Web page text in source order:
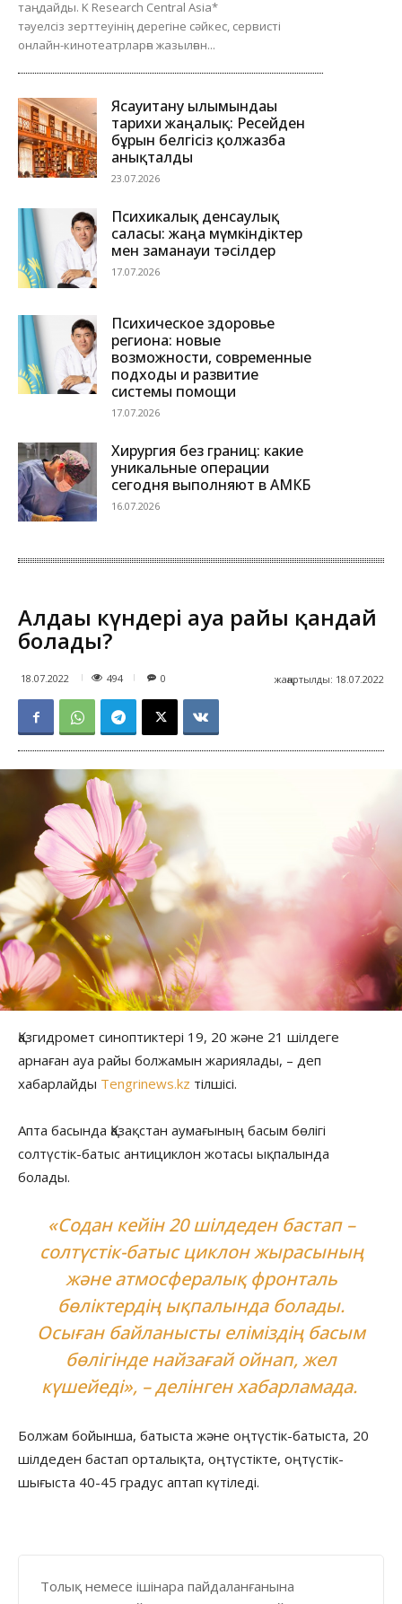
таңдайды. K Research Central Asia*
тәуелсіз зерттеуінің дерегіне сәйкес, сервисті
онлайн-кинотеатрларға жазылған...
Ясауитану ғылымындағы
тарихи жаңалық: Ресейден
бұрын белгісіз қолжазба
анықталды
23.07.2026
Психикалық денсаулық
саласы: жаңа мүмкіндіктер
мен заманауи тәсілдер
17.07.2026
Психическое здоровье
региона: новые
возможности, современные
подходы и развитие
системы помощи
17.07.2026
Хирургия без границ: какие
уникальные операции
сегодня выполняют в АМКБ
16.07.2026